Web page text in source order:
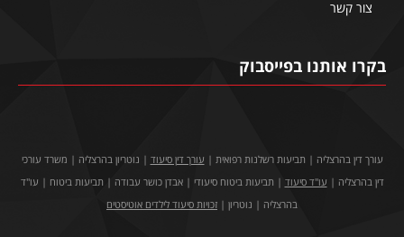
צור קשר
בקרו אותנו בפייסבוק
עורך דין בהרצליה | תביעות רשלנות רפואית | עורך דין סיעוד | נוטריון בהרצליה | משרד עורכי
דין בהרצליה | עו"ד סיעוד | תביעות ביטוח סיעודי | אבדן כושר עבודה | תביעות ביטוח | עו"ד
בהרצליה | נוטריון | זכויות סיעוד לילדים אוטיסטים